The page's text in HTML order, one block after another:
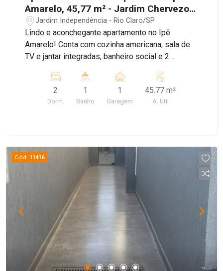
Amarelo, 45,77 m² - Jardim Chervezon,
Rio Claro/SP
Jardim Independência - Rio Claro/SP
Lindo e aconchegante apartamento no Ipê
Amarelo! Conta com cozinha americana, sala de
TV e jantar integradas, banheiro social e 2
um dormitório e banheiro, além de teto rebaixado
em gesso. O condomínio oferece área de lazer
completa com piscina e salão de festas. Agende
2
Dorm.
1
Banho
1
Garagem
45.77 m²
A. Útil
Cód. 11416